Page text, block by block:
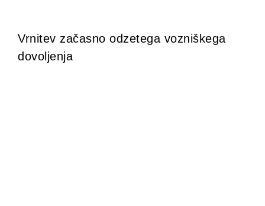
Vrnitev začasno odzetega vozniškega
dovoljenja